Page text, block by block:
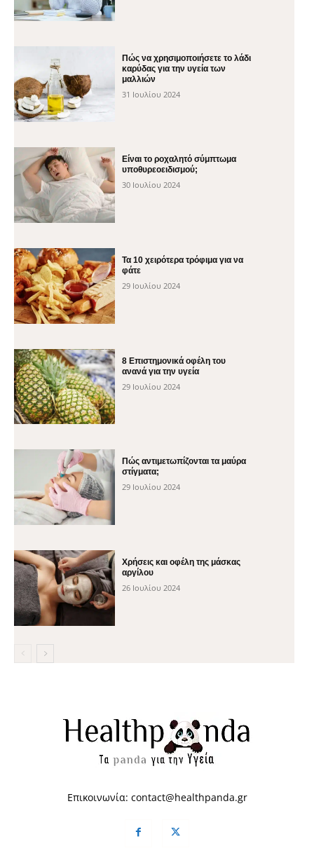
Πώς να χρησιμοποιήσετε το λάδι
καρύδας για την υγεία των
μαλλιών
31 Ιουλίου 2024
Είναι το ροχαλητό σύμπτωμα
υποθυρεοειδισμού;
30 Ιουλίου 2024
Τα 10 χειρότερα τρόφιμα για να
φάτε
29 Ιουλίου 2024
8 Επιστημονικά οφέλη του
ανανά για την υγεία
29 Ιουλίου 2024
Πώς αντιμετωπίζονται τα μαύρα
στίγματα;
29 Ιουλίου 2024
Χρήσεις και οφέλη της μάσκας
αργίλου
26 Ιουλίου 2024
Επικοινωνία: contact@healthpanda.gr